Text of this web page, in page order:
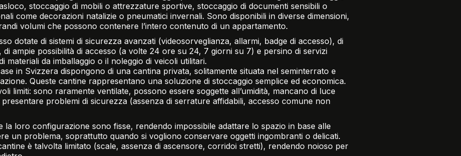
stoccaggio di mobili o attrezzature sportive, stoccaggio di documenti sensibili o
come decorazioni natalizie o pneumatici invernali. Sono disponibili in diverse dimensioni,
volumi che possono contenere l’intero contenuto di un appartamento.
dotate di sistemi di sicurezza avanzati (videosorveglianza, allarmi, badge di accesso), di
di ampie possibilità di accesso (a volte 24 ore su 24, 7 giorni su 7) e persino di servizi
materiali da imballaggio o il noleggio di veicoli utilitari.
in Svizzera dispongono di una cantina privata, solitamente situata nel seminterrato e
Queste cantine rappresentano una soluzione di stoccaggio semplice ed economica.
limiti: sono raramente ventilate, possono essere soggette all’umidità, mancano di luce
problemi di sicurezza (assenza di serrature affidabili, accesso comune non
la loro configurazione sono fisse, rendendo impossibile adattare lo spazio in base alle
un problema, soprattutto quando si vogliono conservare oggetti ingombranti o delicati.
è talvolta limitato (scale, assenza di ascensore, corridoi stretti), rendendo noioso per